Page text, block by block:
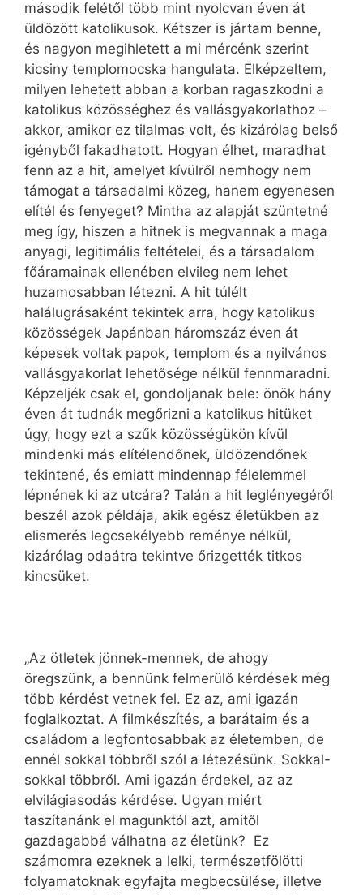
második felétől több mint nyolcvan éven át
üldözött katolikusok. Kétszer is jártam benne,
és nagyon megihletett a mi mércénk szerint
kicsiny templomocska hangulata. Elképzeltem,
milyen lehetett abban a korban ragaszkodni a
katolikus közösséghez és vallásgyakorlathoz –
akkor, amikor ez tilalmas volt, és kizárólag belső
igényből fakadhatott. Hogyan élhet, maradhat
fenn az a hit, amelyet kívülről nemhogy nem
támogat a társadalmi közeg, hanem egyenesen
elítél és fenyeget? Mintha az alapját szüntetné
meg így, hiszen a hitnek is megvannak a maga
anyagi, legitimális feltételei, és a társadalom
főáramainak ellenében elvileg nem lehet
huzamosabban létezni. A hit túlélt
halálugrásaként tekintek arra, hogy katolikus
közösségek Japánban háromszáz éven át
képesek voltak papok, templom és a nyilvános
vallásgyakorlat lehetősége nélkül fennmaradni.
Képzeljék csak el, gondoljanak bele: önök hány
éven át tudnák megőrizni a katolikus hitüket
úgy, hogy ezt a szűk közösségükön kívül
mindenki más elítélendőnek, üldözendőnek
tekintené, és emiatt mindennap félelemmel
lépnének ki az utcára? Talán a hit leglényegéről
beszél azok példája, akik egész életükben az
elismerés legcsekélyebb reménye nélkül,
kizárólag odaátra tekintve őrizgették titkos
kincsüket.
„Az ötletek jönnek-mennek, de ahogy
öregszünk, a bennünk felmerülő kérdések még
több kérdést vetnek fel. Ez az, ami igazán
foglalkoztat. A filmkészítés, a barátaim és a
családom a legfontosabbak az életemben, de
ennél sokkal többről szól a létezésünk. Sokkal-
sokkal többről. Ami igazán érdekel, az az
elvilágiasodás kérdése. Ugyan miért
taszítanánk el magunktól azt, amitől
gazdagabbá válhatna az életünk? Ez
számomra ezeknek a lelki, természetfölötti
folyamatoknak egyfajta megbecsülése, illetve